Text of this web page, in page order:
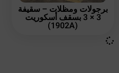
برجولات ومظلات – سقيفة
3 × 3 بسقف أسكوريت
(1902A)